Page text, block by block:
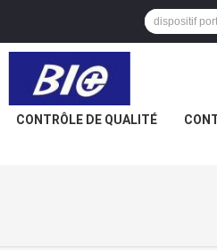
CONTRÔLE DE QUALITÉ